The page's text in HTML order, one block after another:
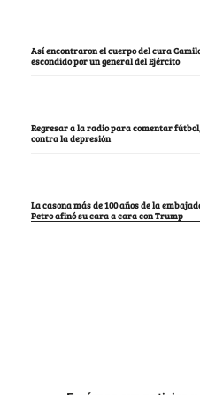
Así encontraron el cuerpo del cura
escondido por un general del Ejército
Regresar a la radio para comentar
contra la depresión
La casona más de 100 años de la
Petro afinó su cara a cara con Trump